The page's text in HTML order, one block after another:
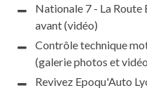
Nationale 7 - La Route
avant (vidéo)
Contrôle technique
(galerie photos et
Revivez Epoqu'Auto